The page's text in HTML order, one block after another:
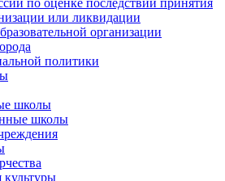
или ликвидации
организации
политики
школы
школы